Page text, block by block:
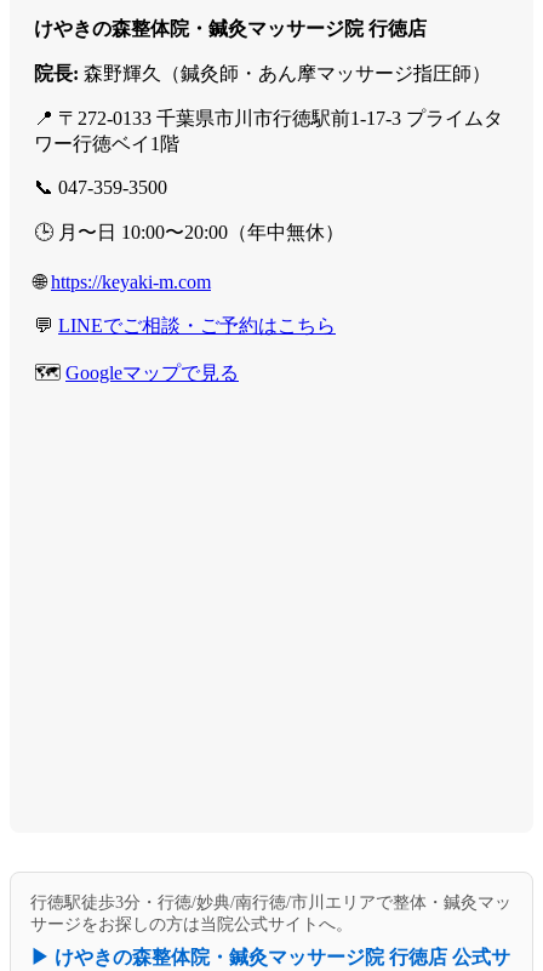
けやきの森整体院・鍼灸マッサージ院 行徳店
院長: 森野輝久（鍼灸師・あん摩マッサージ指圧師）
📍 〒272-0133 千葉県市川市行徳駅前1-17-3 プライムタ
ワー行徳ベイ1階
📞 047-359-3500
🕒 月〜日 10:00〜20:00（年中無休）
🌐https://keyaki-m.com
💬 LINEでご相談・ご予約はこちら
🗺️ Googleマップで見る
行徳駅徒歩3分・行徳/妙典/南行徳/市川エリアで整体・鍼灸マッ
サージをお探しの方は当院公式サイトへ。
▶ けやきの森整体院・鍼灸マッサージ院 行徳店 公式サ